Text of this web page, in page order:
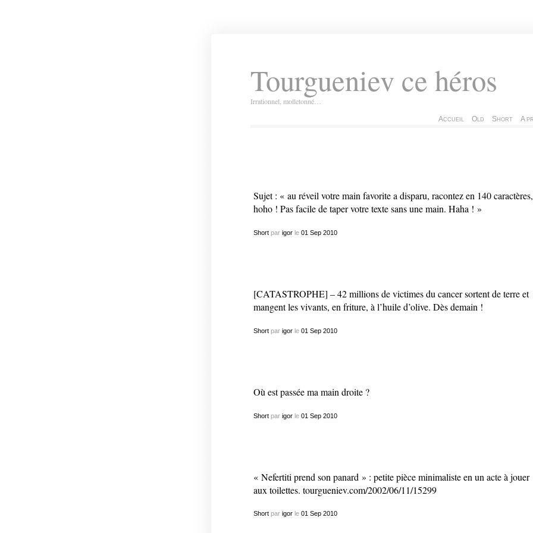
Tourgueniev ce héros
Irrationnel, molletonné…
Accueil Old Short A
Sujet : « au réveil votre main favorite a disparu, racontez en 140 caractères,
hoho ! Pas facile de taper votre texte sans une main. Haha ! »
Shortpar igorle 01 Sep 2010
[CATASTROPHE] – 42 millions de victimes du cancer sortent de terre et
mangent les vivants, en friture, à l’huile d’olive. Dès demain !
Shortpar igorle 01 Sep 2010
Où est passée ma main droite ?
Shortpar igorle 01 Sep 2010
« Nefertiti prend son panard » : petite pièce minimaliste en un acte à jouer
aux toilettes. tourgueniev.com/2002/06/11/15299
Shortpar igorle 01 Sep 2010